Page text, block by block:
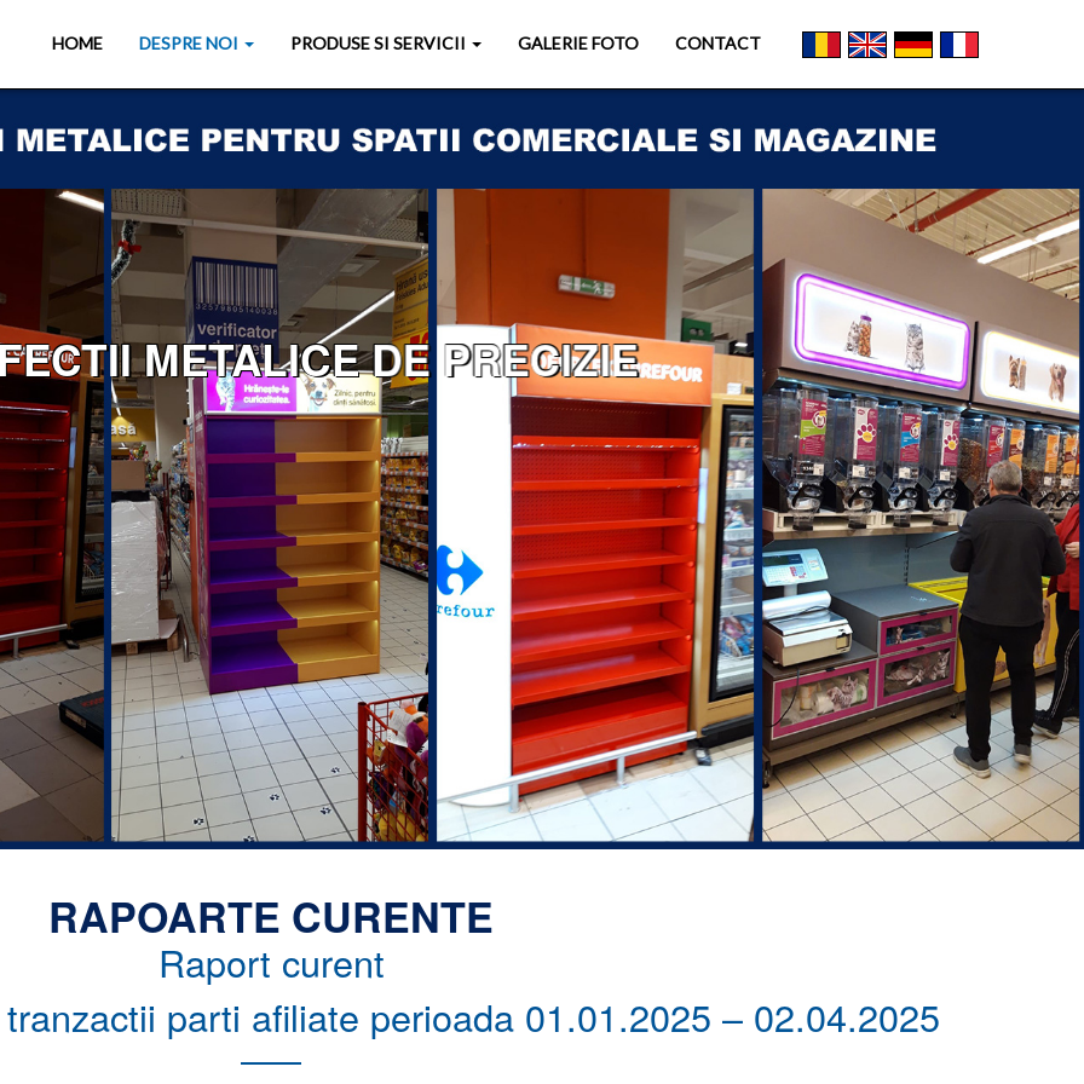
HOME DESPRE NOI PRODUSE SI SERVICII GALERIE FOTO CONTACT
METALICE DE PRECIZIE
RAPOARTE CURENTE
Raport curent
parti afiliate perioada 01.01.2025 – 02.04.2025